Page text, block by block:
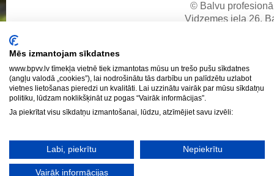
Frizieris
Klašu audzinātāju saraksts
Interešu izglītība un pulciņi
Mācību stundu norises laiki
BPVV skolotāju konsultāciju grafiks 2025./2026. m.g.
Audzināšanas darba prioritātes
© Balvu
Vidzemes iela 26,
Mēs izmantojam sīkdatnes
www.bpvv.lv tīmekļa vietnē tiek izmantotas mūsu un trešo pušu sīkdatnes
(angļu valodā „cookies”), lai nodrošinātu tās darbību un palīdzētu uzlabot
vietnes lietošanas pieredzi un kvalitāti. Lai uzzinātu vairāk par mūsu sīkdatņu
politiku, lūdzam noklikšķināt uz pogas “Vairāk informācijas”.
Ja piekrītat visu sīkdatņu izmantošanai, lūdzu, atzīmējiet savu izvēli:
Labi, piekrītu Nepiekrītu
Vairāk informācijas